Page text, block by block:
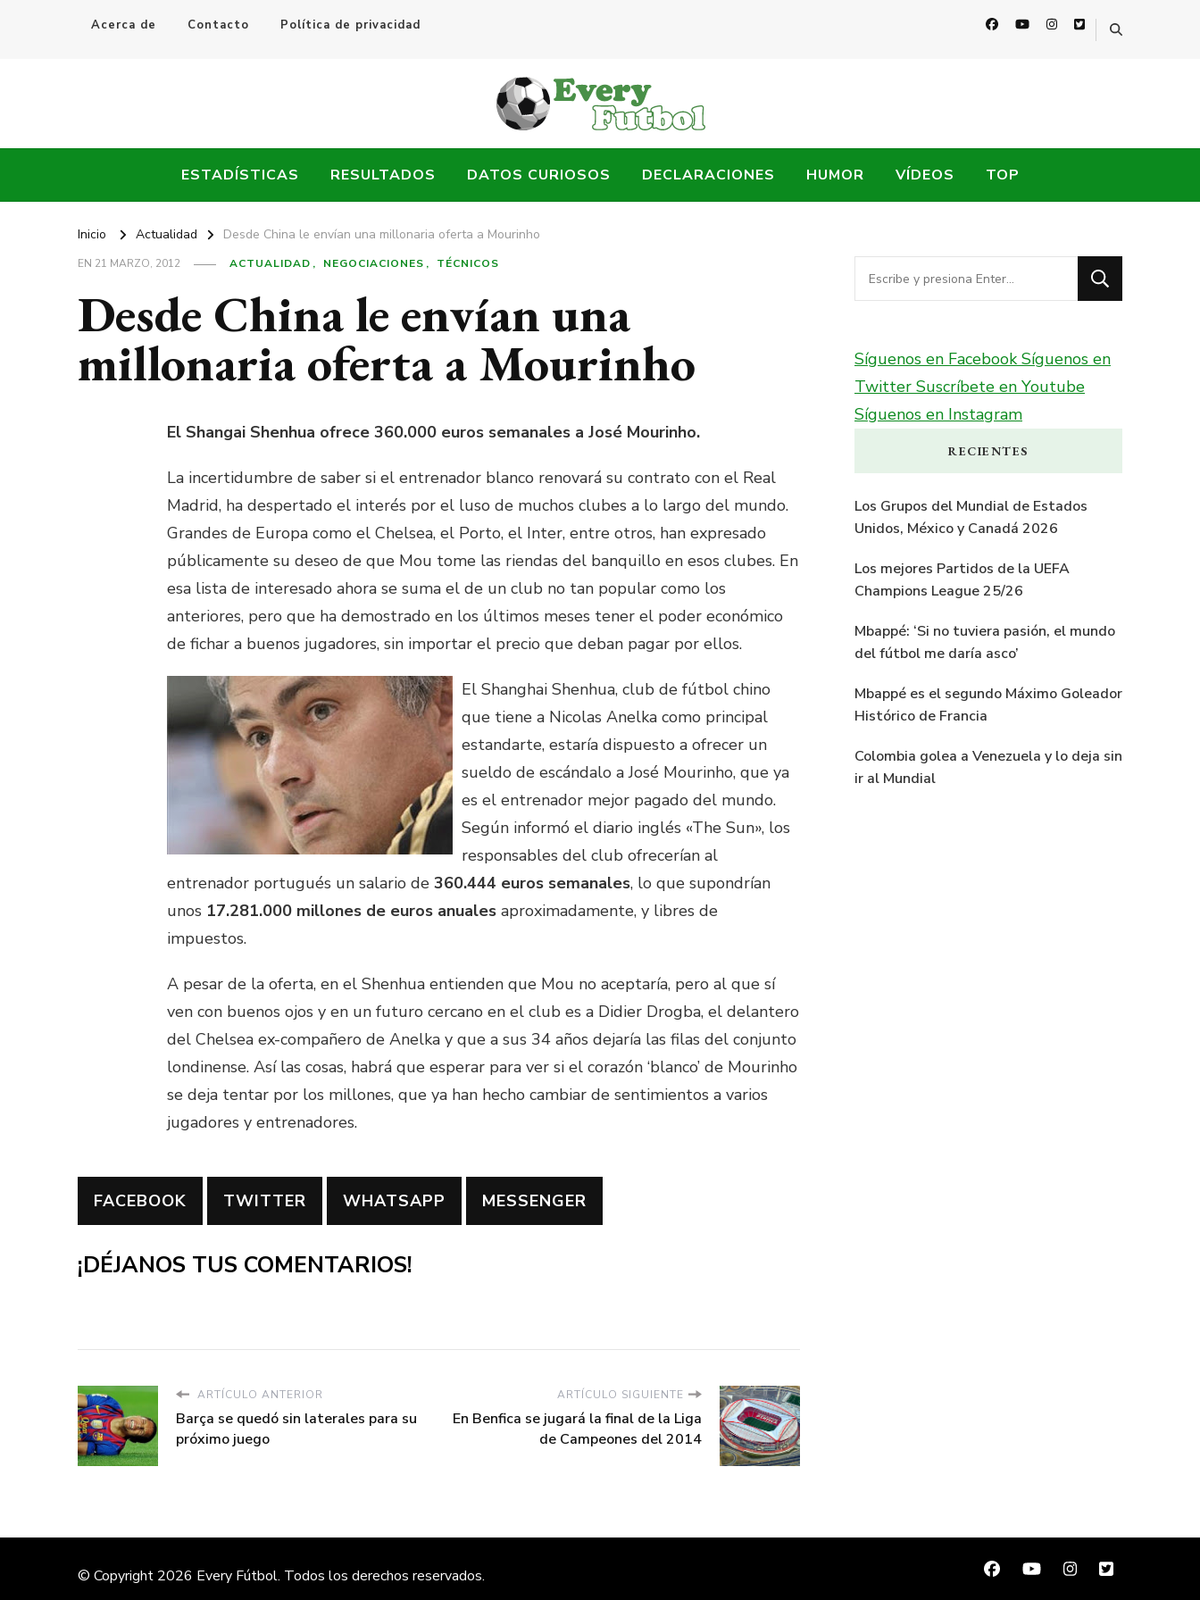
Acerca de Contacto Política de privacidad
Every Fútbol
ESTADÍSTICAS RESULTADOS DATOS CURIOSOS DECLARACIONES HUMOR VÍDEOS TOP
Inicio Actualidad Desde China le envían una millonaria oferta a Mourinho
EN 21 MARZO, 2012 ACTUALIDAD NEGOCIACIONES TÉCNICOS
Desde China le envían una
millonaria oferta a Mourinho
El Shangai Shenhua ofrece 360.000 euros semanales a José Mourinho.
La incertidumbre de saber si el entrenador blanco renovará su contrato con el Real
Madrid, ha despertado el interés por el luso de muchos clubes a lo largo del mundo.
Grandes de Europa como el Chelsea, el Porto, el Inter, entre otros, han expresado
públicamente su deseo de que Mou tome las riendas del banquillo en esos clubes. En
esa lista de interesado ahora se suma el de un club no tan popular como los
anteriores, pero que ha demostrado en los últimos meses tener el poder económico
de fichar a buenos jugadores, sin importar el precio que deban pagar por ellos.
El Shanghai Shenhua, club de fútbol chino
que tiene a Nicolas Anelka como principal
estandarte, estaría dispuesto a ofrecer un
sueldo de escándalo a José Mourinho, que ya
es el entrenador mejor pagado del mundo.
Según informó el diario inglés «The Sun», los
responsables del club ofrecerían al
entrenador portugués un salario de 360.444 euros semanales, lo que supondrían
unos 17.281.000 millones de euros anuales aproximadamente, y libres de
impuestos.
A pesar de la oferta, en el Shenhua entienden que Mou no aceptaría, pero al que sí
ven con buenos ojos y en un futuro cercano en el club es a Didier Drogba, el delantero
del Chelsea ex-compañero de Anelka y que a sus 34 años dejaría las filas del conjunto
londinense. Así las cosas, habrá que esperar para ver si el corazón ‘blanco’ de Mourinho
se deja tentar por los millones, que ya han hecho cambiar de sentimientos a varios
jugadores y entrenadores.
FACEBOOK TWITTER WHATSAPP MESSENGER
¡DÉJANOS TUS COMENTARIOS!
ARTÍCULO ANTERIOR
Barça se quedó sin laterales para su
próximo juego
ARTÍCULO SIGUIENTE
En Benfica se jugará la final de la Liga
de Campeones del 2014
¿Buscas
algo?
Síguenos en FacebookSíguenos en
Twitter Suscríbete en Youtube
Síguenos en Instagram
RECIENTES
Los Grupos del Mundial de Estados
Unidos, México y Canadá 2026
Los mejores Partidos de la UEFA
Champions League 25/26
Mbappé: ‘Si no tuviera pasión, el mundo
del fútbol me daría asco’
Mbappé es el segundo Máximo Goleador
Histórico de Francia
Colombia golea a Venezuela y lo deja sin
ir al Mundial
© Copyright 2026 Every Fútbol. Todos los derechos reservados.